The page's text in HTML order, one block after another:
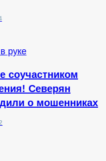
соучастником
Северян
о мошенниках